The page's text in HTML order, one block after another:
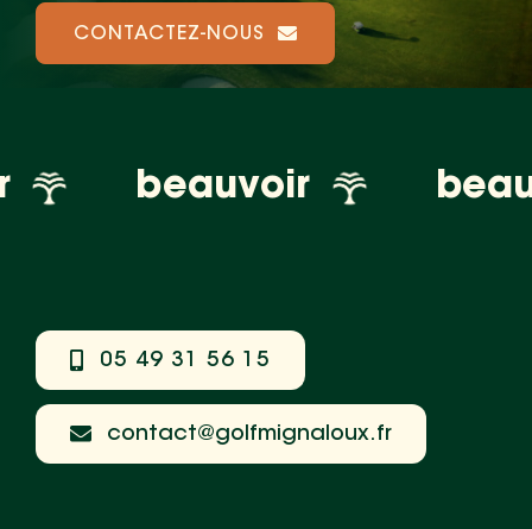
CONTACTEZ-NOUS
beauvoir
05 49 31 56 15
contact@golfmignaloux.fr